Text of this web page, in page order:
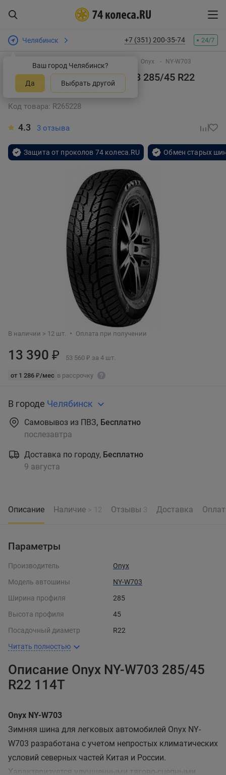
Челябинск
Ваш город Челябинск?
Да Выбрать другой
+7 (351) 200-35-74 24/7
Интернет-магазин шин и дисков Onyx NY-W703
Зимняя шина Onyx NY-W703 285/45 R22
114Tв Челябинске
Код товара: R265228
4.3 3 отзыва
Защита от проколов 74 колеса.RU Обмен старых
В наличии > 12 шт. Оплата при получении
13 390 ₽ 53 560 ₽ за 4 шт.
от 1 286 ₽/мес в рассрочку
В городе Челябинск
Самовывоз из ПВЗ, Бесплатно
послезавтра
Доставка по городу, Бесплатно
9 августа
Описание Наличие > 12 Отзывы 3 Доставка
Параметры
Производитель
Onyx
Модель автошины
NY-W703
Ширина профиля
285
Высота профиля
45
Посадочный диаметр
R22
Читать полностью
Описание Onyx NY-W703 285/45
R22 114T
Onyx NY-W703
Зимняя шина для легковых автомобилей Onyx NY-
W703 разработана с учетом непростых климатических
условий северных частей Китая и России.
Характеризуется улучшенными тягово-сцепными